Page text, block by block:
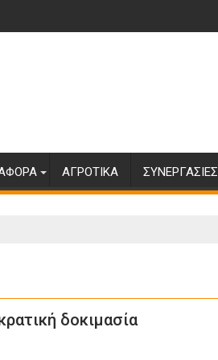
ΑΓΡΟΤΙΚΆ ΣΥΝΕΡΓΑΣΊΕΣ
δοκιμασία